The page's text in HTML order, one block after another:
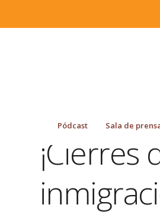
Pódcast Sala de
¡Cierres